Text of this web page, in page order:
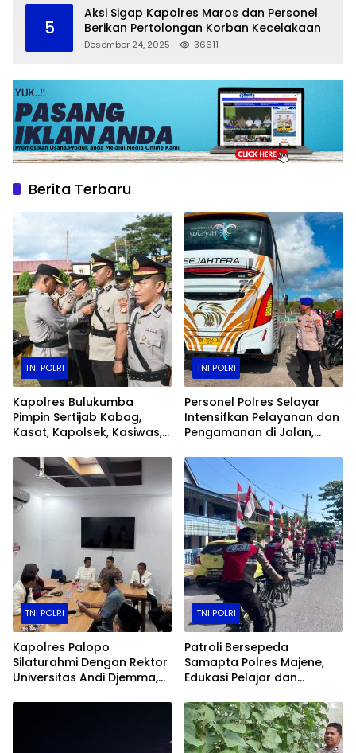
5
Aksi Sigap Kapolres Maros dan Personel
Berikan Pertolongan Korban Kecelakaan
Desember 24, 2025 36611
Berita Terbaru
TNI POLRI
Kapolres Bulukumba
Pimpin Sertijab Kabag,
Kasat, Kapolsek, Kasiwas,
TNI POLRI
Personel Polres Selayar
Intensifkan Pelayanan dan
Pengamanan di Jalan,
Masyarakat, hingga
Pelabuhan
TNI POLRI
Kapolres Palopo
Silaturahmi Dengan Rektor
Universitas Andi Djemma,
Perguruan Tinggi
TNI POLRI
Patroli Bersepeda
Samapta Polres Majene,
Edukasi Pelajar dan
Kepada Warga